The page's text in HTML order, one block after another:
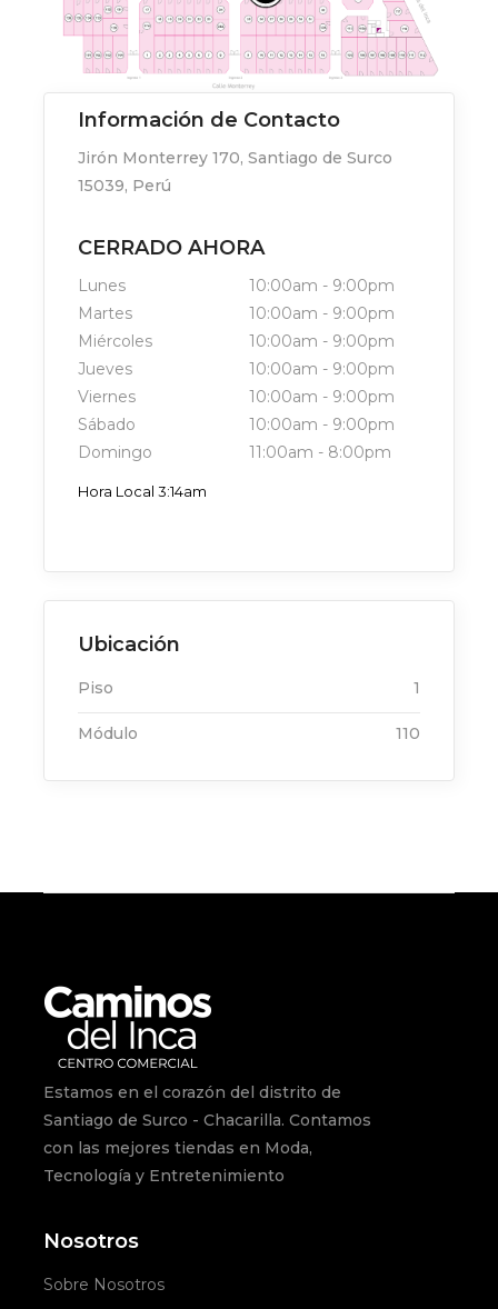
Información de Contacto
Jirón Monterrey 170, Santiago de Surco
15039, Perú
CERRADO AHORA
Lunes 10:00am - 9:00pm
Martes
10:00am - 9:00pm
Miércoles
10:00am - 9:00pm
Jueves
10:00am - 9:00pm
Viernes
10:00am - 9:00pm
Sábado
10:00am - 9:00pm
Domingo
11:00am - 8:00pm
Hora Local 3:14am
Ubicación
Piso 1
Módulo 110
Estamos en el corazón del distrito de
Santiago de Surco - Chacarilla. Contamos
con las mejores tiendas en Moda,
Tecnología y Entretenimiento
Nosotros
Sobre Nosotros